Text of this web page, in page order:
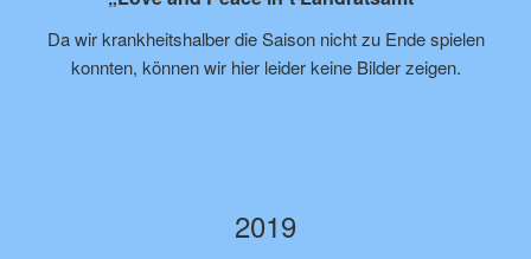
Da wir krankheitshalber die Saison nicht zu Ende spielen
konnten, können wir hier leider keine Bilder zeigen.
2019